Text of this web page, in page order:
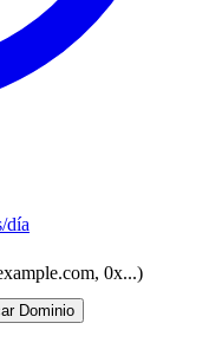
día
0x...)
Dominio